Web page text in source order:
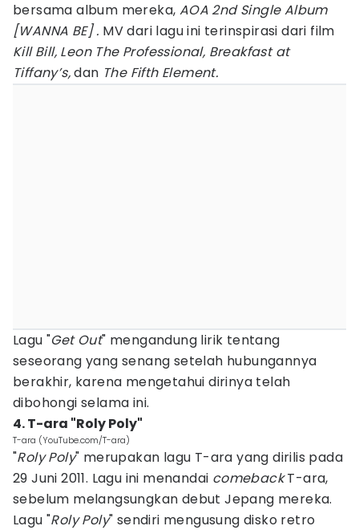
bersama album mereka, AOA 2nd Single Album
[WANNA BE] . MV dari lagu ini terinspirasi dari film
Kill Bill, Leon The Professional, Breakfast at
Tiffany’s,dan The Fifth Element.
Lagu "Get Out" mengandung lirik tentang
seseorang yang senang setelah hubungannya
berakhir, karena mengetahui dirinya telah
dibohongi selama ini.
4. T-ara "Roly Poly"
T-ara (YouTube.com/T-ara)
"Roly Poly" merupakan lagu T-ara yang dirilis pada
29 Juni 2011. Lagu ini menandai comebackT-ara,
sebelum melangsungkan debut Jepang mereka.
Lagu "Roly Poly" sendiri mengusung disko retro